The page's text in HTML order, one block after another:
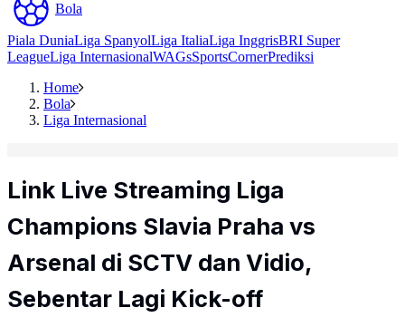
Bola
Piala DuniaLiga SpanyolLiga ItaliaLiga InggrisBRI Super
LeagueLiga InternasionalWAGsSportsCornerPrediksi
Home
Bola
Liga Internasional
Link Live Streaming Liga
Champions Slavia Praha vs
Arsenal di SCTV dan Vidio,
Sebentar Lagi Kick-off